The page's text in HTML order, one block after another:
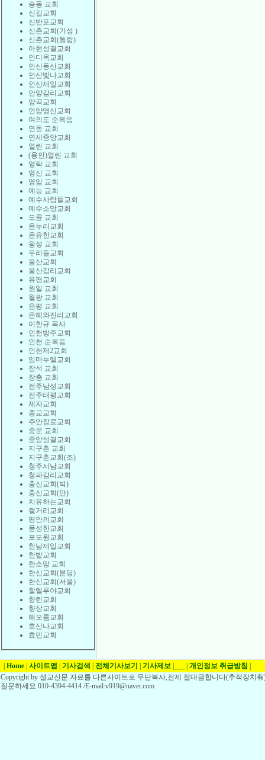
승동 교회
신길교회
신반포교회
신촌교회(기성 )
신촌교회(통합)
아현성결교회
안디옥교회
안산동산교회
안산빛나교회
안산제일교회
안양감리교회
양곡교회
언양영신교회
여의도 순복음
연동 교회
연세중앙교회
열린 교회
(용인)열린 교회
영락 교회
영신 교회
영암 교회
예능 교회
예수사람들교회
예수소망교회
오륜 교회
온누리교회
온유한교회
왕성 교회
우리들교회
울산교회
울산감리교회
유평교회
원일 교회
월광 교회
은평 교회
은혜와진리교회
이한규 목사
인천방주교회
인천 순복음
인천제2교회
임마누엘교회
장석 교회
장충 교회
전주남성교회
전주태평교회
제자교회
종교교회
주안장로교회
중문 교회
중앙성결교회
지구촌 교회
지구촌교회(조)
청주서남교회
청파감리교회
충신교회(박)
충신교회(안)
치유하는교회
캘거리교회
평안의교회
풍성한교회
포도원교회
한남제일교회
한밭교회
한소망 교회
한신교회(분당)
한신교회(서울)
할렐루야교회
향린교회
향상교회
해오름교회
호산나교회
효민교회
Home 사이트맵 기사검색 전체기사보기 기사제보 개인정보 취급방침
Copyright by 설교신문 자료를 다른사이트로 무단복사,전제 절대금합니다(추적장치
질문하세요 010-4394-4414 /E-mail:v919@naver.com